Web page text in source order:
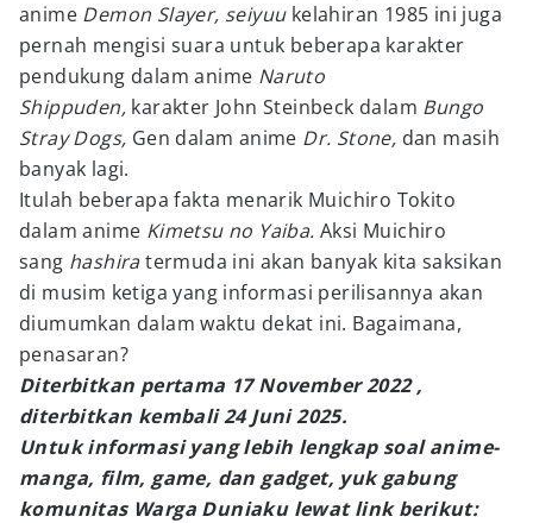
anime Demon Slayer, seiyuu kelahiran 1985 ini juga
pernah mengisi suara untuk beberapa karakter
pendukung dalam anime Naruto
Shippuden, karakter John Steinbeck dalam Bungo
Stray Dogs, Gen dalam anime Dr. Stone, dan masih
banyak lagi.
Itulah beberapa fakta menarik Muichiro Tokito
dalam anime Kimetsu no Yaiba.Aksi Muichiro
sang hashiratermuda ini akan banyak kita saksikan
di musim ketiga yang informasi perilisannya akan
diumumkan dalam waktu dekat ini. Bagaimana,
penasaran?
Diterbitkan pertama 17 November 2022 ,
diterbitkan kembali 24 Juni 2025.
Untuk informasi yang lebih lengkap soal anime-
manga, film, game, dan gadget, yuk gabung
komunitas Warga Duniaku lewat link berikut: